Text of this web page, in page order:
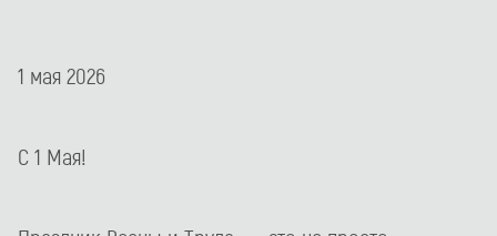
1 мая 2026
С 1 Мая!